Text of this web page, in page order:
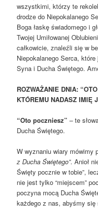
wszystkimi, którzy te
drodze do Niepokalanego
Boga łaskę świadomego i
Twojej Umiłowanej
całkowicie, znaleźli się w
Niepokalanego Serca,
Syna i Ducha Świętego.
ROZWAŻANIE DNIA:
KTÓREMU NADASZ IMIĘ
“Oto poczniesz”– te
Ducha Świętego.
W wyznaniu wiary mówimy
z Ducha Świętego”. Anioł
Święty pocznie w tobie”,
nie jest tylko “miejscem”
poczyna mocą Ducha
każdego z nas, abyśmy